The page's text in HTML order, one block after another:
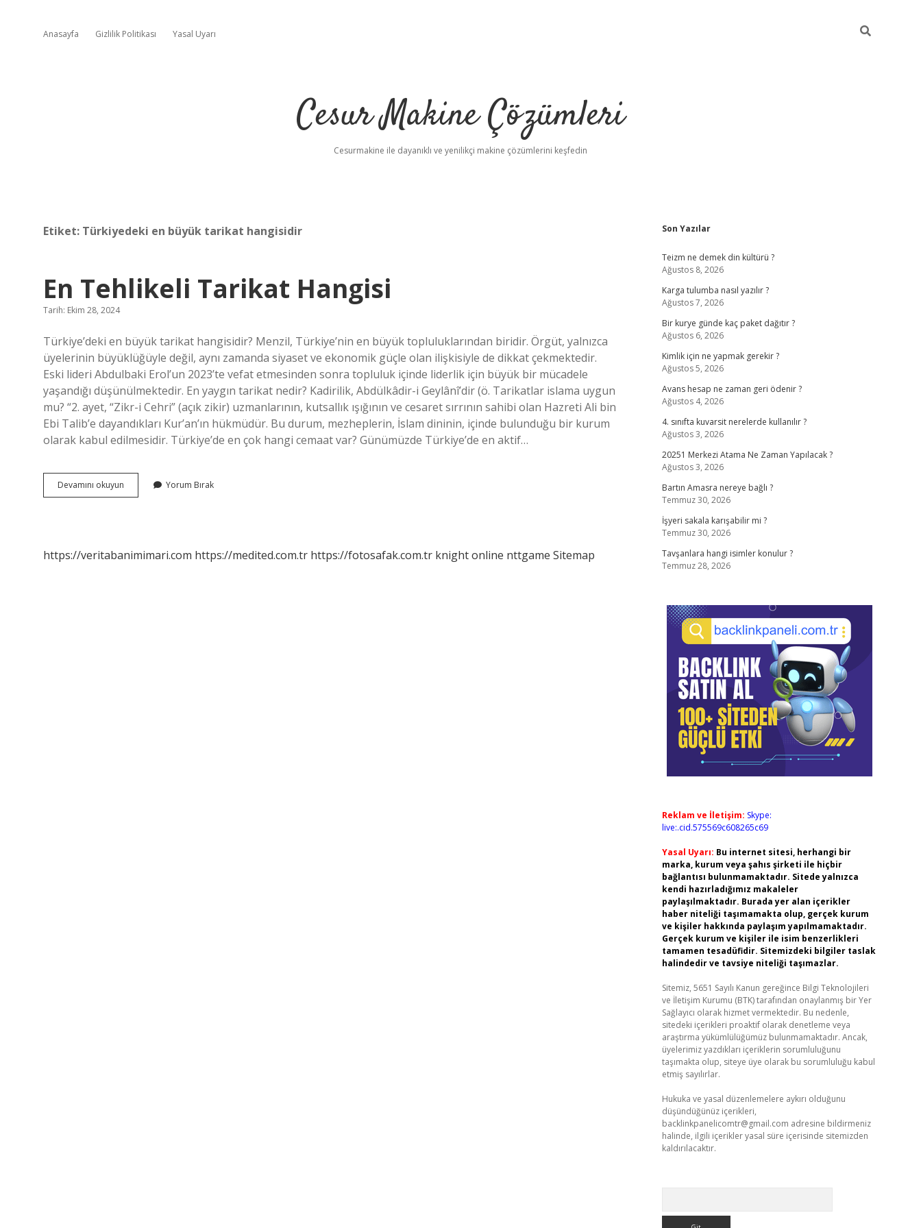
Anasayfa Gizlilik Politikası Yasal Uyarı
Cesur Makine Çözümleri
Cesurmakine ile dayanıklı ve yenilikçi makine çözümlerini keşfedin
Etiket: Türkiyedeki en büyük tarikat hangisidir
En Tehlikeli Tarikat Hangisi
Tarih: Ekim 28, 2024
Türkiye’deki en büyük tarikat hangisidir? Menzil, Türkiye’nin en büyük topluluklarından biridir. Örgüt, yalnızca
üyelerinin büyüklüğüyle değil, aynı zamanda siyaset ve ekonomik güçle olan ilişkisiyle de dikkat çekmektedir.
Eski lideri Abdulbaki Erol’un 2023’te vefat etmesinden sonra topluluk içinde liderlik için büyük bir mücadele
yaşandığı düşünülmektedir. En yaygın tarikat nedir? Kadirilik, Abdülkâdir-i Geylânî’dir (ö. Tarikatlar islama uygun
mu? “2. ayet, “Zikr-i Cehri” (açık zikir) uzmanlarının, kutsallık ışığının ve cesaret sırrının sahibi olan Hazreti Ali bin
Ebi Talib’e dayandıkları Kur’an’ın hükmüdür. Bu durum, mezheplerin, İslam dininin, içinde bulunduğu bir kurum
olarak kabul edilmesidir. Türkiye’de en çok hangi cemaat var? Günümüzde Türkiye’de en aktif…
Devamını okuyun
Tehlikeli
Yorum Bırak
https://veritabanimimari.com https://medited.com.tr https://fotosafak.com.tr knight online nttgame Sitemap
Sidebar
Son Yazılar
Teizm ne demek din kültürü ?
Ağustos 8, 2026
Karga tulumba nasıl yazılır ?
Ağustos 7, 2026
Bir kurye günde kaç paket dağıtır ?
Ağustos 6, 2026
Kimlik için ne yapmak gerekir ?
Ağustos 5, 2026
Avans hesap ne zaman geri ödenir ?
Ağustos 4, 2026
4. sınıfta kuvarsit nerelerde kullanılır ?
Ağustos 3, 2026
20251 Merkezi Atama Ne Zaman Yapılacak ?
Ağustos 3, 2026
Bartın Amasra nereye bağlı ?
Temmuz 30, 2026
İşyeri sakala karışabilir mi ?
Temmuz 30, 2026
Tavşanlara hangi isimler konulur ?
Temmuz 28, 2026
Reklam ve İletişim: Skype:
live:.cid.575569c608265c69
Yasal Uyarı: Bu internet sitesi, herhangi bir
marka, kurum veya şahıs şirketi ile hiçbir
bağlantısı bulunmamaktadır. Sitede yalnızca
kendi hazırladığımız makaleler
paylaşılmaktadır. Burada yer alan içerikler
haber niteliği taşımamakta olup, gerçek kurum
ve kişiler hakkında paylaşım yapılmamaktadır.
Gerçek kurum ve kişiler ile isim benzerlikleri
tamamen tesadüfidir. Sitemizdeki bilgiler taslak
halindedir ve tavsiye niteliği taşımazlar.
Sitemiz, 5651 Sayılı Kanun gereğince Bilgi Teknolojileri
ve İletişim Kurumu (BTK) tarafından onaylanmış bir Yer
Sağlayıcı olarak hizmet vermektedir. Bu nedenle,
sitedeki içerikleri proaktif olarak denetleme veya
araştırma yükümlülüğümüz bulunmamaktadır. Ancak,
üyelerimiz yazdıkları içeriklerin sorumluluğunu
taşımakta olup, siteye üye olarak bu sorumluluğu kabul
etmiş sayılırlar.
Hukuka ve yasal düzenlemelere aykırı olduğunu
düşündüğünüz içerikleri,
backlinkpanelicomtr@gmail.com adresine bildirmeniz
halinde, ilgili içerikler yasal süre içerisinde sitemizden
kaldırılacaktır.